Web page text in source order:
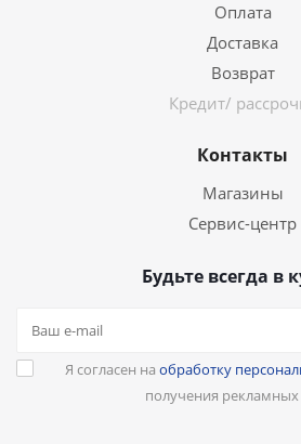
Оплата
Доставка
Возврат
Кредит/
Контакты
Магазины
Сервис-центр
Будьте всегда в
Я согласен на обработку
получения рекламных